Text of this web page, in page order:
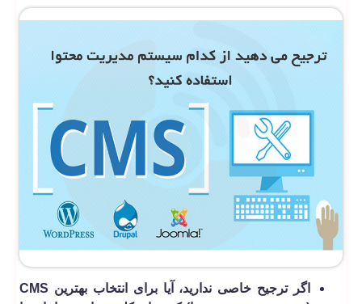
اگر ترجیح خاصی ندارید، آیا برای انتخاب بهترین CMS